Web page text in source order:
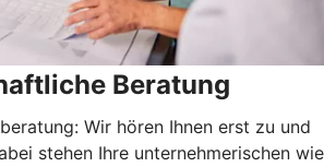
Beratung
Wir hören Ihnen erst zu und
stehen Ihre unternehmerischen wie